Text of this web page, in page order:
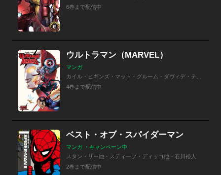
6巻まで配信中
ウルトラマン（MARVEL）
マンガ
4巻まで配信中
ベスト・オブ・スパイダーマン
マンガ ・キャンペーン中
スタン・リー他・スティーブ・ディッコ他・石川裕人
2巻まで配信中